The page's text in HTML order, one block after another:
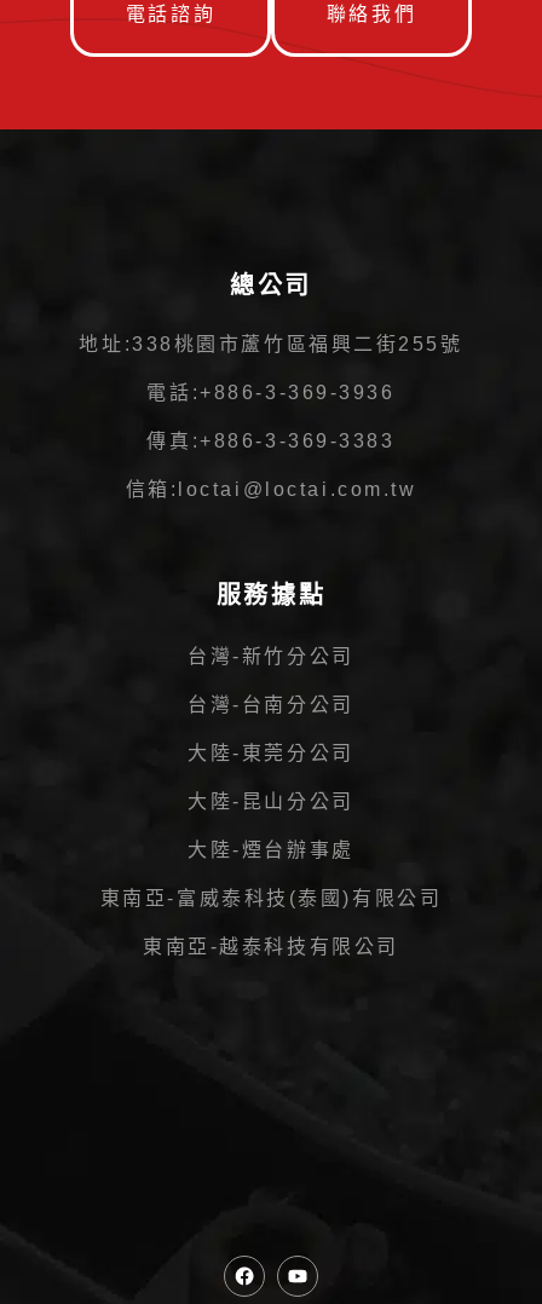
電話諮詢 聯絡我們
總公司
地址:338桃園市蘆竹區福興二街255號
電話:+886-3-369-3936
傳真:+886-3-369-3383
信箱: loctai@loctai.com.tw
服務據點
台灣-新竹分公司
台灣-台南分公司
大陸-東莞分公司
大陸-昆山分公司
大陸-煙台辦事處
東南亞-富威泰科技(泰國)有限公司
東南亞-越泰科技有限公司